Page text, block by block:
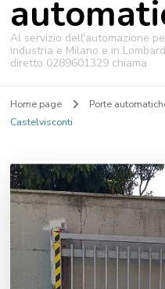
Al servizio dell'automazione
industria e Milano e in
diretto 0289601329 chiama
Home page Porte
Castelvisconti